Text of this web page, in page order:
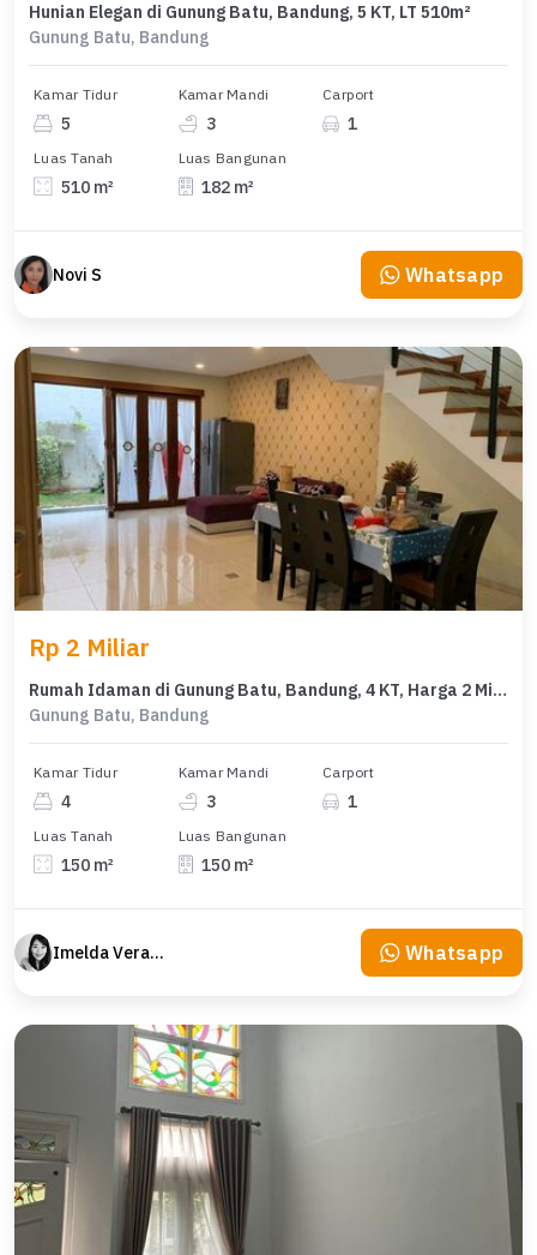
Hunian Elegan di Gunung Batu, Bandung, 5 KT, LT 510m²
Gunung Batu, Bandung
Kamar Tidur
5
Kamar Mandi
3
Carport
1
Luas Tanah
510 m²
Luas Bangunan
182 m²
Novi S Whatsapp
Rp 2 Miliar
Rumah Idaman di Gunung Batu, Bandung, 4 KT, Harga 2 Miliar
Gunung Batu, Bandung
Kamar Tidur
4
Kamar Mandi
3
Carport
1
Luas Tanah
150 m²
Luas Bangunan
150 m²
Imelda Veranika Whatsapp